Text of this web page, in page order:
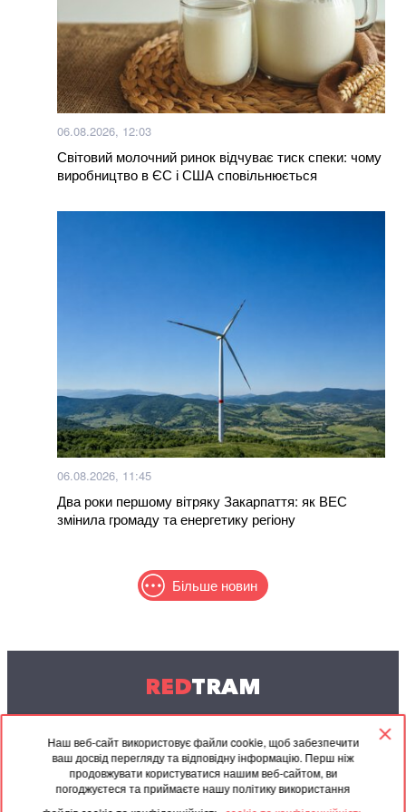
Наш веб-сайт використовує файли cookie, щоб забезпечити
ваш досвід перегляду та відповідну інформацію. Перш ніж
продовжувати користуватися нашим веб-сайтом, ви
погоджуєтеся та приймаєте нашу політику використання
06.08.2026, 12:03
Світовий молочний ринок відчуває тиск спеки: чому
виробництво в ЄС і США сповільнюється
06.08.2026, 11:45
Два роки першому вітряку Закарпаття: як ВЕС
змінила громаду та енергетику регіону
Більше новин
REDTRAM
© 2004-2026 Redtram, Ltd.
Співпраця
Партнерські
Архів
Угода
Контакти